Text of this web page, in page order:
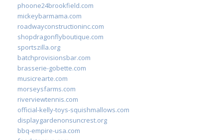
phoone24brookfield.com
mickeybarmama.com
roadwayconstructioninc.com
shopdragonflyboutique.com
sportszilla.org
batchprovisionsbar.com
brasserie-gobette.com
musicrearte.com
morseysfarms.com
riverviewtennis.com
official-kelly-toys-squishmallows.com
displaygardenonsuncrest.org
bbq-empire-usa.com